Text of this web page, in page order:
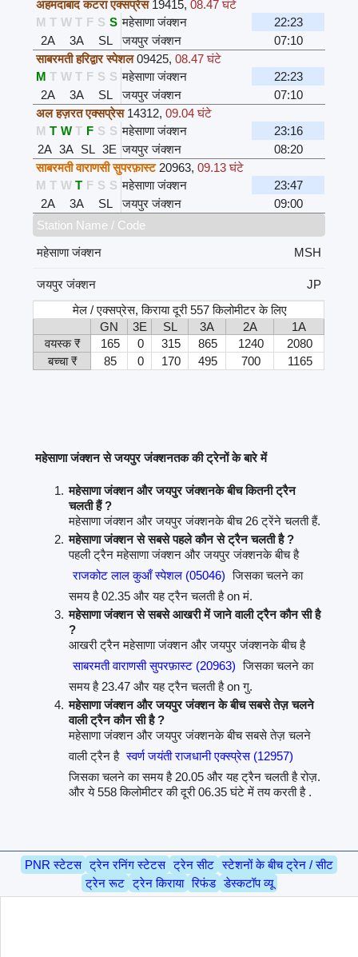
अहमदाबाद कटरा एक्सप्रेस 19415,08.47 घंटे
M T W T F S S महेसाणा जंक्शन
22:23
2A
3A SL जयपुर जंक्शन
07:10
साबरमती हरिद्वार स्पेशल 09425,08.47 घंटे
M T W T F S S महेसाणा जंक्शन
22:23
2A
3A SL जयपुर जंक्शन
07:10
अल हज़रत एक्सप्रेस 14312,09.04 घंटे
M T W T F S S महेसाणा जंक्शन
23:16
2A 3A SL 3E जयपुर जंक्शन
08:20
साबरमती वाराणसी सुपरफ़ास्ट 20963,09.13 घंटे
M T W T F S S महेसाणा जंक्शन
23:47
2A
3A SL जयपुर जंक्शन
09:00
Station Name / Code
महेसाणा जंक्शन
MSH
जयपुर जंक्शन
JP
मेल / एक्सप्रेस, किराया दूरी 557 किलोमीटर के लिए
GN
3E SL 3A 2A
1A
वयस्क ₹
165 0 315 865 1240
2080
बच्चा ₹
85 0 170 495 700 1165
महेसाणा जंक्शन से जयपुर जंक्शनतक की ट्रेनों के बारे में
महेसाणा जंक्शन और जयपुर जंक्शनके बीच कितनी ट्रैन
चलती हैं ?
महेसाणा जंक्शन और जयपुर जंक्शनके बीच 26 ट्रेंने चलती हैं.
महेसाणा जंक्शन से सबसे पहले कौन से ट्रैन चलती है ?
पहली ट्रैन महेसाणा जंक्शन और जयपुर जंक्शनके बीच है
राजकोट लाल कुआँ स्पेशल (05046) जिसका चलने का
समय है 02.35 और यह ट्रैन चलती है on मं.
महेसाणा जंक्शन से सबसे आखरी में जाने वाली ट्रैन कौन सी है
?
आखरी ट्रैन महेसाणा जंक्शन और जयपुर जंक्शनके बीच है
साबरमती वाराणसी सुपरफ़ास्ट (20963) जिसका चलने का
समय है 23.47 और यह ट्रैन चलती है on गु.
महेसाणा जंक्शन और जयपुर जंक्शन के बीच सबसे तेज़ चलने
वाली ट्रैन कौन सी है ?
महेसाणा जंक्शन और जयपुर जंक्शनके बीच सबसे तेज़ चलने
वाली ट्रैन है स्वर्ण जयंती राजधानी एक्स्प्रेस (12957)
जिसका चलने का समय है 20.05 और यह ट्रैन चलती है रोज़.
और ये 558 किलोमीटर की दूरी 06.35 घंटे में तय करती है .
PNR स्टेटस ट्रेन रनिंग स्टेटस ट्रेन सीट स्टेशनों के बीच ट्रेन / सीट
ट्रेन रूट ट्रेन किराया रिफंड डेस्कटॉप व्यू